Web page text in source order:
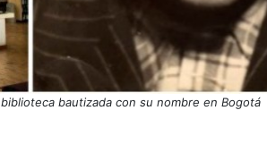
bautizada con su nombre en Bogotá